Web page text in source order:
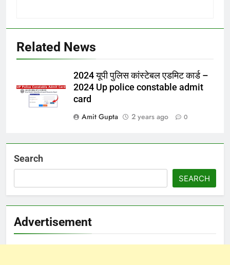
Related News
2024 यूपी पुलिस कांस्टेबल एडमिट कार्ड –
2024 Up police constable admit
card
Amit Gupta
2 years ago 0
Search
SEARCH
Advertisement